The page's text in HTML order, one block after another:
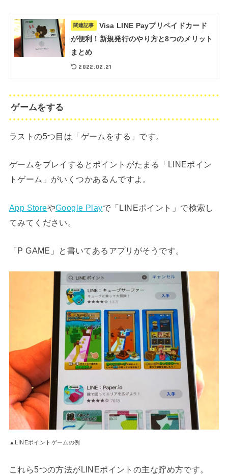
関連記事
Visa LINE Payプリペイドカード
が便利！新規発行のやり方と8つのメリット
まとめ
2022.02.21
ゲームをする
ラストの5つ目は「ゲームをする」です。
ゲームをプレイするとポイントがたまる「LINEポイン
トゲーム」がいくつかあるんですよ。
App StoreやGoogle Playで「LINEポイント」で検索し
てみてください。
「P GAME」と書いてあるアプリがそうです。
▲LINEポイントゲームの例
これら5つの方法がLINEポイントの主な貯め方です。